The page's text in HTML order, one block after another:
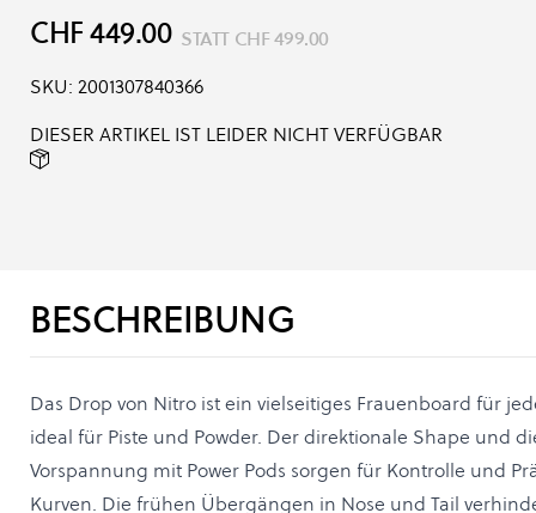
CHF 449.00 STATT CHF 499.00
SKU: 2001307840366
DIESER ARTIKEL IST LEIDER NICHT VERFÜGBAR
BESCHREIBUNG
Das Drop von Nitro ist ein vielseitiges Frauenboard für
ideal für Piste und Powder. Der direktionale Shape und
Vorspannung mit Power Pods sorgen für Kontrolle und
Kurven. Die frühen Übergängen in Nose und Tail